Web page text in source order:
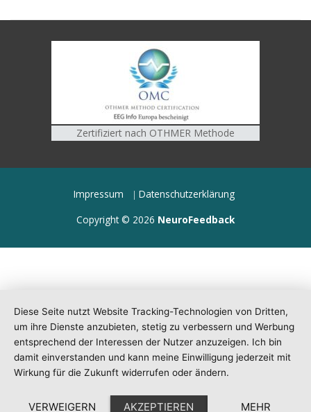
Zertifiziert nach OTHMER Methode
Impressum
Datenschutzerklärung
Copyright © 2026 NeuroFeedback
Diese Seite nutzt Website Tracking-Technologien von Dritten,
um ihre Dienste anzubieten, stetig zu verbessern und Werbung
entsprechend der Interessen der Nutzer anzuzeigen. Ich bin
damit einverstanden und kann meine Einwilligung jederzeit mit
Wirkung für die Zukunft widerrufen oder ändern.
VERWEIGERN AKZEPTIEREN MEHR